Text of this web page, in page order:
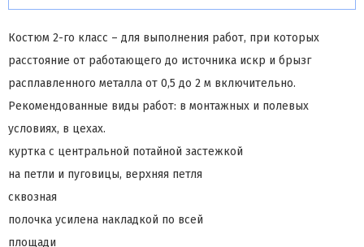
Костюм 2-го класс – для выполнения работ, при которых
расстояние от работающего до источника искр и брызг
расплавленного металла от 0,5 до 2 м включительно.
Рекомендованные виды работ: в монтажных и полевых
условиях, в цехах.
куртка с центральной потайной застежкой
на петли и пуговицы, верхняя петля
сквозная
полочка усилена накладкой по всей
площади